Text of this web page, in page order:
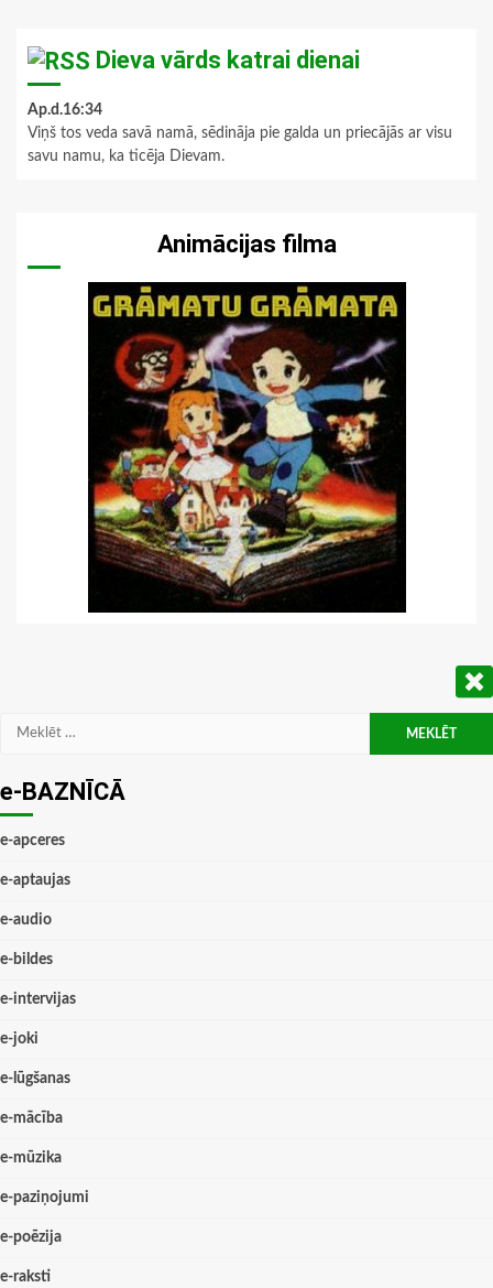
Dieva vārds katrai dienai
Ap.d.16:34
Viņš tos veda savā namā, sēdināja pie galda un priecājās ar visu
savu namu, ka ticēja Dievam.
Animācijas filma
Meklēt:
e-BAZNĪCĀ
e-apceres
e-aptaujas
e-audio
e-bildes
e-intervijas
e-joki
e-lūgšanas
e-mācība
e-mūzika
e-paziņojumi
e-poēzija
e-raksti